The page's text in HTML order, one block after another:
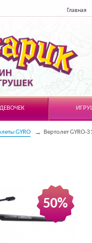
Главная
GYRO Вертолет GYRO-
50%